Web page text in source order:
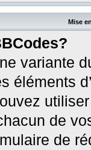
Mise
variante
éléments
de
de